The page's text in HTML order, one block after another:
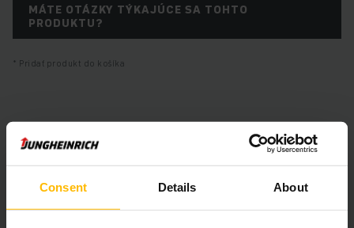
Consent Details About
MÁTE OTÁZKY TÝKAJÚCE SA TOHTO
PRODUKTU?
Pridať produkt do košíka
Informácie o výrobku
špecifikácií a vybavenia vozidla.